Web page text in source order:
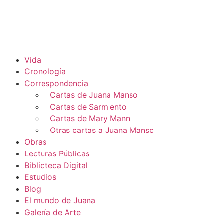
Vida
Cronología
Correspondencia
Cartas de Juana Manso
Cartas de Sarmiento
Cartas de Mary Mann
Otras cartas a Juana Manso
Obras
Lecturas Públicas
Biblioteca Digital
Estudios
Blog
El mundo de Juana
Galería de Arte